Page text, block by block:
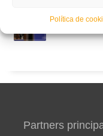
Política de
Castellón y
Partners